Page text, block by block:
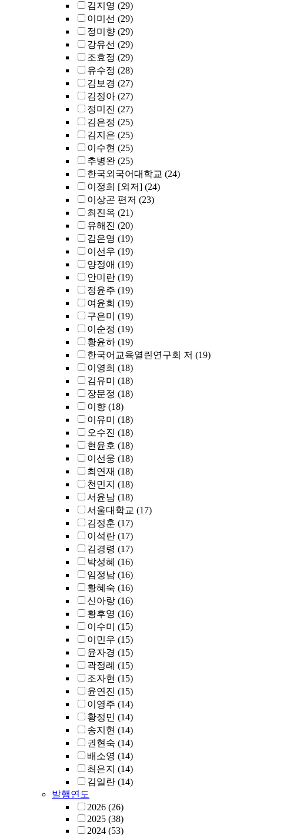
김지영 (29)
이미선 (29)
정미향 (29)
강유선 (29)
조효정 (29)
유수정 (28)
김보경 (27)
김정아 (27)
정미진 (27)
김은정 (25)
김지은 (25)
이수현 (25)
추병완 (25)
한국외국어대학교 (24)
이정희 [외저] (24)
이상곤 편저 (23)
최진옥 (21)
유해진 (20)
김은영 (19)
이선우 (19)
양정애 (19)
안미란 (19)
정윤주 (19)
여윤희 (19)
구은미
(19)
이순정 (19)
황윤하 (19)
한국어교육열린연구회 저 (19)
이영희 (18)
김유미
(18)
장문정 (18)
이향 (18)
이유미
(18)
오수진 (18)
현윤호 (18)
이선웅 (18)
최연재 (18)
천민지 (18)
서윤남 (18)
서울대학교 (17)
김정훈 (17)
이석란 (17)
김경령 (17)
박성혜 (16)
임정남 (16)
황혜숙 (16)
신아랑 (16)
황후영 (16)
이수미
(15)
이민우 (15)
윤자경 (15)
곽정례 (15)
조자현 (15)
윤연진 (15)
이영주 (14)
황정민 (14)
송지현 (14)
권현숙 (14)
배소영 (14)
최은지 (14)
김일란 (14)
발행연도
2026 (26)
2025 (38)
2024 (53)